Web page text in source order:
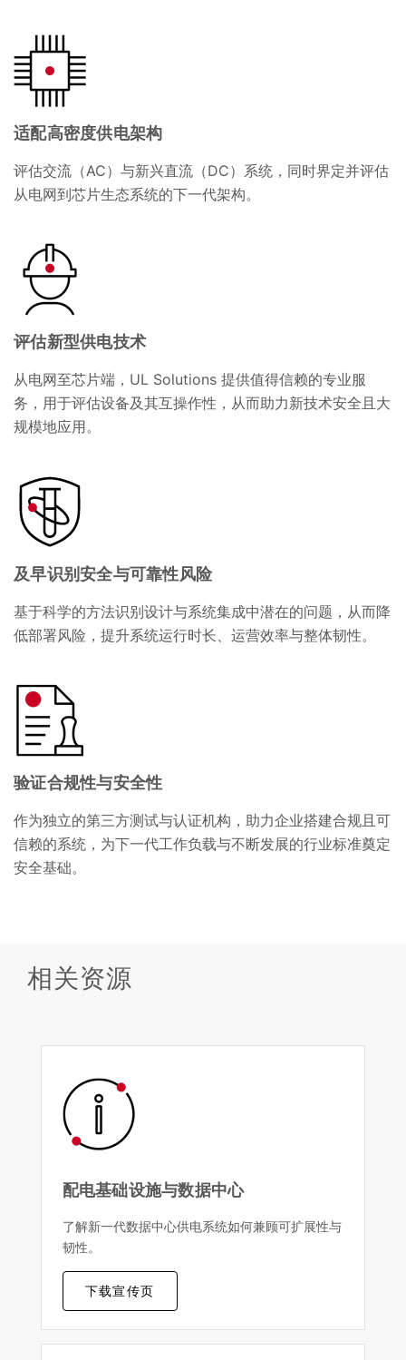
适配高密度供电架构
评估交流（AC）与新兴直流（DC）系统，同时界定并评估
从电网到芯片生态系统的下一代架构。
评估新型供电技术
从电网至芯片端，UL Solutions 提供值得信赖的专业服
务，用于评估设备及其互操作性，从而助力新技术安全且大
规模地应用。
及早识别安全与可靠性风险
基于科学的方法识别设计与系统集成中潜在的问题，从而降
低部署风险，提升系统运行时长、运营效率与整体韧性。
验证合规性与安全性
作为独立的第三方测试与认证机构，助力企业搭建合规且可
信赖的系统，为下一代工作负载与不断发展的行业标准奠定
安全基础。
相关资源
配电基础设施与数据中心
了解新一代数据中心供电系统如何兼顾可扩展性与
韧性。
下载宣传页